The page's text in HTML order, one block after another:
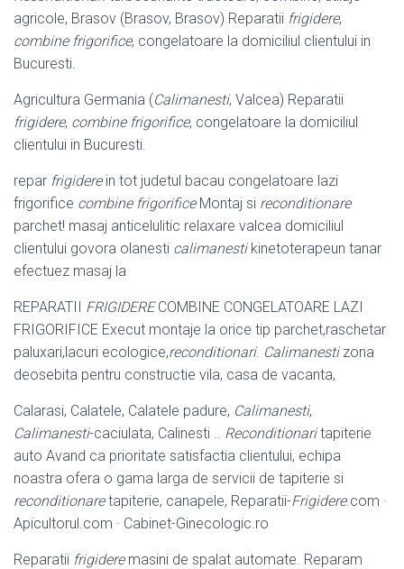
agricole, Brasov (Brasov, Brasov) Reparatii frigidere,
combine frigorifice, congelatoare la domiciliul clientului in
Bucuresti.
Agricultura Germania (Calimanesti, Valcea) Reparatii
frigidere, combine frigorifice, congelatoare la domiciliul
clientului in Bucuresti.
repar frigiderein tot judetul bacau congelatoare lazi
frigorifice combine frigorificeMontaj si reconditionare
parchet! masaj anticelulitic relaxare valcea domiciliul
clientului govora olanesti calimanestikinetoterapeun tanar
efectuez masaj la
REPARATII FRIGIDERECOMBINE CONGELATOARE LAZI
FRIGORIFICE Execut montaje la orice tip parchet,raschetar
paluxari,lacuri ecologice,reconditionari. Calimanestizona
deosebita pentru constructie vila, casa de vacanta,
Calarasi, Calatele, Calatele padure, Calimanesti,
Calimanesti-caciulata, Calinesti .. Reconditionaritapiterie
auto Avand ca prioritate satisfactia clientului, echipa
noastra ofera o gama larga de servicii de tapiterie si
reconditionaretapiterie, canapele, Reparatii-Frigidere.com ·
Apicultorul.com · Cabinet-Ginecologic.ro
Reparatii frigideremasini de spalat automate. Reparam